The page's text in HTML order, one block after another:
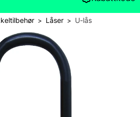
> Låser> U-lås